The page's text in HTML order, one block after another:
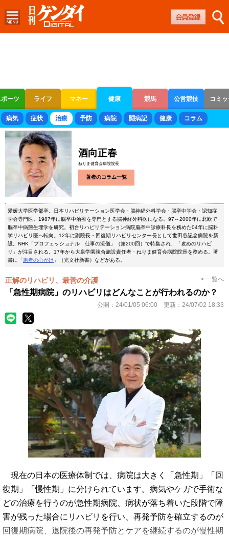
ーツ ライフ マネー 健康 競馬 公営競技 コミ
ボートレース 競輪 オートレース
病気 症状 治療 予防 病院 闘病記 健康 コラム
酒向正春
ねりま健育会病院院長
著者のコラム一覧
愛媛大学医学部卒。日本リハビリテーション医学会・脳神経外科学会・脳卒中学会・認知症
学会専門医。1987年に脳卒中治療を専門とする脳神経外科医になる。97～2000年に北欧で
脳卒中病態生理学を研究。初台リハビリテーション病院脳卒中診療科長を務めた04年に脳科
学リハビリ医へ転向。12年に副院長・回復期リハビリセンター長として世田谷記念病院を新
設。NHK「プロフェッショナル 仕事の流儀」（第200回）で特集され、「攻めのリハビ
リ」が注目される。17年から大泉学園複合施設責任者・ねりま健育会病院院長を務める。著
書に「患者の心がけ 」（光文社新書）などがある。
正解のリハビリ、最善の介護 > 一覧へ
「急性期病院」のリハビリはどんなことが行われるのか？
公開： 24/01/05 06:00 更新： 24/07/02 18:33
現在の日本の医療体制では、病院は大きく「急性期」「回
復期」「慢性期」に分けられています。病気やケガで手術な
どの治療を行うのが急性期病院、病状が落ち着いた段階で障
害が残った場合にリハビリを行い、再発予防を確立するのが
回復期病院、退院後の再発予防とケアを継続するのが慢性期